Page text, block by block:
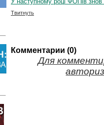
Твитнуть
Комментарии (0)
Для